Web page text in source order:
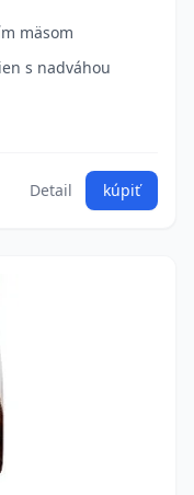
mäsom
s nadváhou
Detail kúpiť